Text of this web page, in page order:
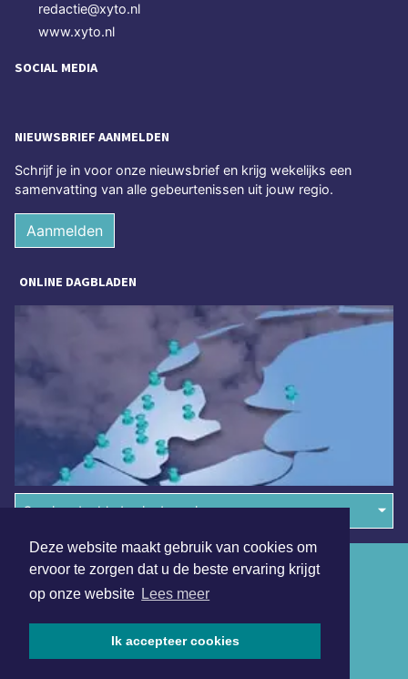
Deze website maakt gebruik van cookies om
ervoor te zorgen dat u de beste ervaring krijgt
op onze website Lees meer
Ik accepteer cookies
redactie@xyto.nl
www.xyto.nl
SOCIAL MEDIA
NIEUWSBRIEF AANMELDEN
Schrijf je in voor onze nieuwsbrief en krijg wekelijks een
samenvatting van alle gebeurtenissen uit jouw regio.
Aanmelden
ONLINE DAGBLADEN
Overige dagbladen in de regio
Algemene voorwaarden
Disclaimer